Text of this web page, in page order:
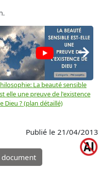
La beauté sensible
elle une preuve de l'existence
Dieu ? (plan détaillé)
→
Publié le 21/04/2013